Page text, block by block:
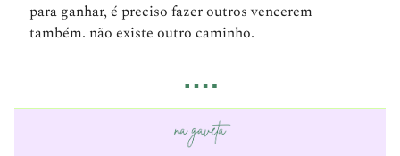
para ganhar, é preciso fazer outros vencerem
também. não existe outro caminho.
….